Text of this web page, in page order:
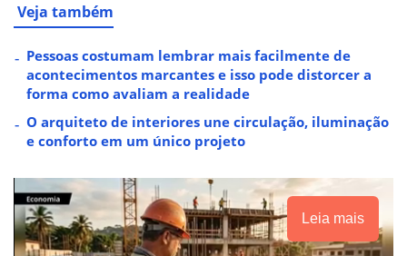
Veja também
Pessoas costumam lembrar mais facilmente de
acontecimentos marcantes e isso pode distorcer a
forma como avaliam a realidade
O arquiteto de interiores une circulação, iluminação
e conforto em um único projeto
Leia mais